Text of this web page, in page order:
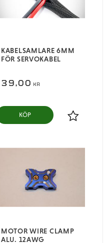
i favoriter
KABELSAMLARE 6MM
FÖR SERVOKABEL
39,00 KR
Lägg till i
KÖP
MOTOR WIRE CLAMP
ALU. 12AWG